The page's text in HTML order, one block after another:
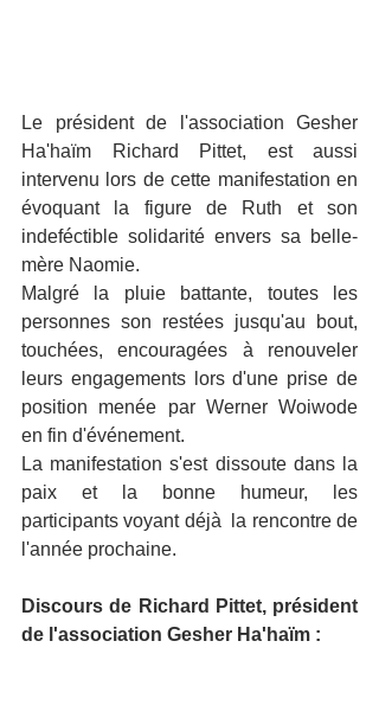
Le président de l'association Gesher
Ha'haïm Richard Pittet, est aussi
intervenu lors de cette manifestation en
évoquant la figure de Ruth et son
indeféctible solidarité envers sa belle-
mère Naomie.
Malgré la pluie battante, toutes les
personnes son restées jusqu'au bout,
touchées, encouragées à renouveler
leurs engagements lors d'une prise de
position menée par Werner Woiwode
en fin d'événement.
La manifestation s'est dissoute dans la
paix et la bonne humeur, les
participants voyant déjà  la rencontre de
l'année prochaine.
Discours de Richard Pittet, président
de l'association Gesher Ha'haïm :